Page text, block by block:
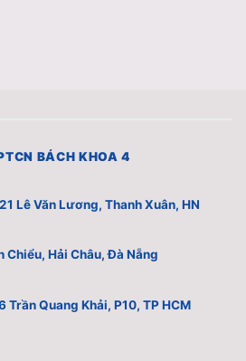
BÁCH KHOA 4
Lê Văn Lương, Thanh Xuân, HN
Hải Châu, Đà Nẵng
Trần Quang Khải, P10, TP HCM